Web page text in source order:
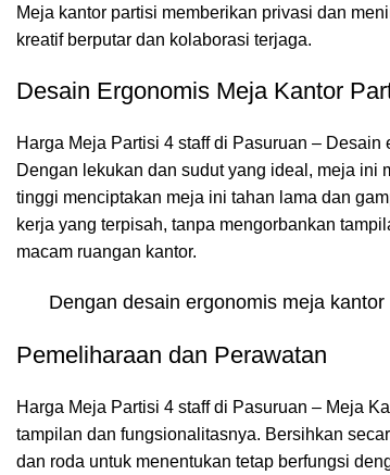
Meja kantor partisi memberikan privasi dan
kreatif berputar dan kolaborasi terjaga.
Desain Ergonomis Meja Kantor
Harga Meja Partisi 4 staff di Pasuruan –
Dengan lekukan dan sudut yang ideal, meja ini
tinggi menciptakan meja ini tahan lama dan
kerja yang terpisah, tanpa mengorbankan
macam ruangan kantor.
Dengan desain ergonomis meja
Pemeliharaan dan Perawatan
Harga Meja Partisi 4 staff di Pasuruan – Meja
tampilan dan fungsionalitasnya. Bersihkan
dan roda untuk menentukan tetap berfungsi